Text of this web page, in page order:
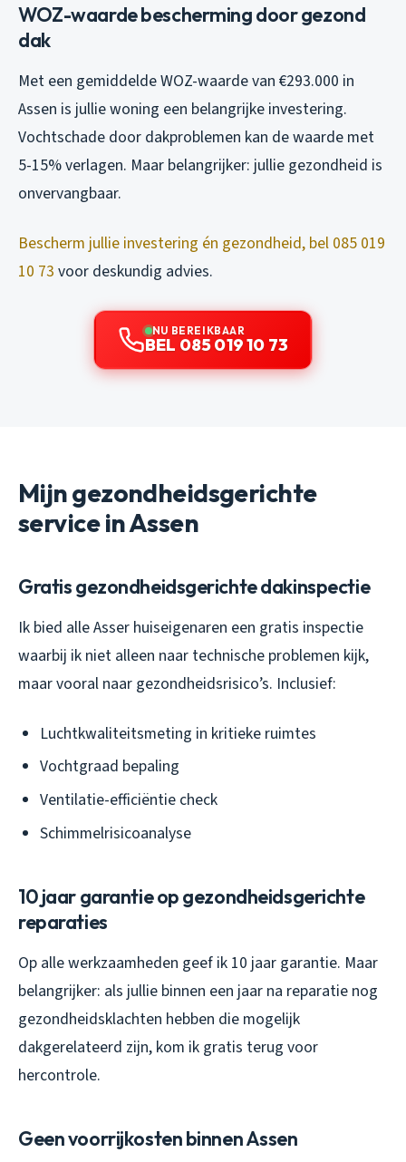
WOZ-waarde bescherming door gezond
dak
Met een gemiddelde WOZ-waarde van €293.000 in
Assen is jullie woning een belangrijke investering.
Vochtschade door dakproblemen kan de waarde met
5-15% verlagen. Maar belangrijker: jullie gezondheid is
onvervangbaar.
Bescherm jullie investering én gezondheid, bel 085 019
10 73 voor deskundig advies.
NU BEREIKBAAR
BEL 085 019 10 73
Mijn gezondheidsgerichte
service in Assen
Gratis gezondheidsgerichte dakinspectie
Ik bied alle Asser huiseigenaren een gratis inspectie
waarbij ik niet alleen naar technische problemen kijk,
maar vooral naar gezondheidsrisico’s. Inclusief:
Luchtkwaliteitsmeting in kritieke ruimtes
Vochtgraad bepaling
Ventilatie-efficiëntie check
Schimmelrisicoanalyse
10 jaar garantie op gezondheidsgerichte
reparaties
Op alle werkzaamheden geef ik 10 jaar garantie. Maar
belangrijker: als jullie binnen een jaar na reparatie nog
gezondheidsklachten hebben die mogelijk
dakgerelateerd zijn, kom ik gratis terug voor
hercontrole.
Geen voorrijkosten binnen Assen